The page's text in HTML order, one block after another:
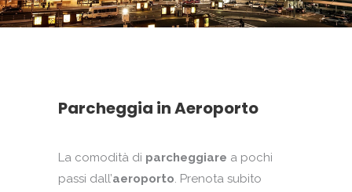
Parcheggia in Aeroporto
La comodità di parcheggiare a pochi
passi dall’aeroporto. Prenota subito